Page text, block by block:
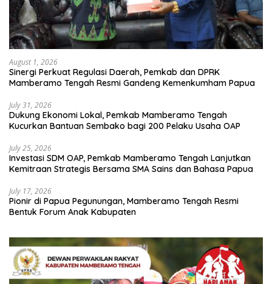
August 1, 2026
Sinergi Perkuat Regulasi Daerah, Pemkab dan DPRK
Mamberamo Tengah Resmi Gandeng Kemenkumham Papua
July 31, 2026
Dukung Ekonomi Lokal, Pemkab Mamberamo Tengah
Kucurkan Bantuan Sembako bagi 200 Pelaku Usaha OAP
July 25, 2026
Investasi SDM OAP, Pemkab Mamberamo Tengah Lanjutkan
Kemitraan Strategis Bersama SMA Sains dan Bahasa Papua
July 17, 2026
Pionir di Papua Pegunungan, Mamberamo Tengah Resmi
Bentuk Forum Anak Kabupaten